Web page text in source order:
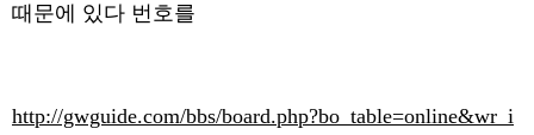
때문에 있다 번호를
http://gwguide.com/bbs/board.php?bo_table=online&wr_i